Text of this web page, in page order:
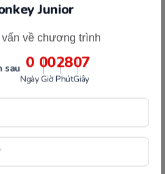
vấn về chương trình
sau 0 002807
cài đặt chương trình trên máy
mua
Monkey Stories